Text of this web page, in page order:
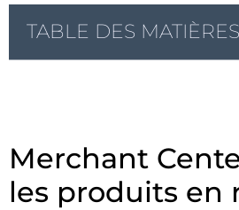
TABLE DES MATIÈRES
Merchant
les produits en